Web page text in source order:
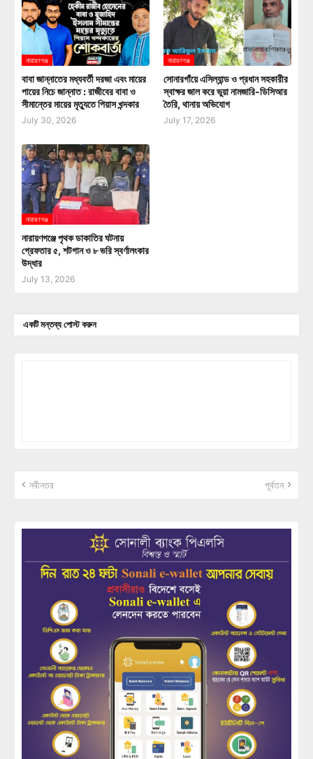
নারায়ণগঞ্জ
বাবা জান্নাতের মধ্যবর্তী দরজা এবং মায়ের
পায়ের নিচে জান্নাত : রাজীবের বাবা ও
সীমান্তের মায়ের মৃত্যুতে পিয়াস খন্দকার
July 30, 2026
নারায়ণগঞ্জ
সোনারগাঁয়ে এসিল্যান্ড ও প্রধান সহকারীর
স্বাক্ষর জাল করে ভুয়া নামজারি-ডিসিআর
তৈরি, থানায় অভিযোগ
July 17, 2026
নারায়ণগঞ্জ
নারায়ণগঞ্জে পৃথক ডাকাতির ঘটনায়
গ্রেফতার ৫, শটগান ও ৮ ভরি স্বর্ণালংকার
উদ্ধার
July 13, 2026
একটি মন্তব্য পোস্ট করুন
নবীনতর পূর্বতন